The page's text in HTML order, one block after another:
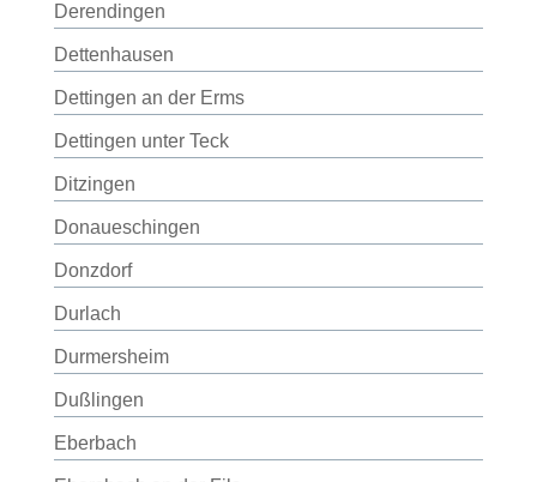
Derendingen
Dettenhausen
Dettingen an der Erms
Dettingen unter Teck
Ditzingen
Donaueschingen
Donzdorf
Durlach
Durmersheim
Dußlingen
Eberbach